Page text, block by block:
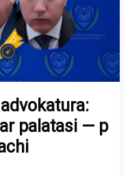
palatasi — p